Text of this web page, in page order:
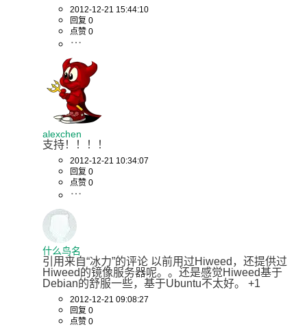
2012-12-21 15:44:10
回复 0
点赞 0
alexchen
支持！！！！
2012-12-21 10:34:07
回复 0
点赞 0
什么鸟名
引用来自“冰力”的评论 以前用过Hiweed，还提供过
Hiweed的镜像服务器呢。。还是感觉Hiweed基于
Debian的舒服一些，基于Ubuntu不太好。 +1
2012-12-21 09:08:27
回复 0
点赞 0